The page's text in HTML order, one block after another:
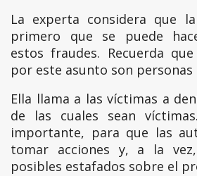
La experta considera que
primero que se puede
estos fraudes. Recuerda
por este asunto son personas
Ella llama a las víctimas a
de las cuales sean
importante, para que las
tomar acciones y, a la
posibles estafados sobre el